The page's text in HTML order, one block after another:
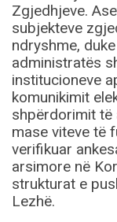
Zgjedhjeve.
subjekteve
ndryshme,
administratës
institucioneve
komunikimit
shpërdorimit të
mase viteve të
verifikuar
arsimore në
strukturat e
Lezhë.